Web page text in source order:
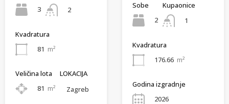
3
2
Kvadratura
81 m²
Veličina lota
81 m²
LOKACIJA
Zagreb
Sobe
2
Kupaonice
1
Kvadratura
176.66 m²
Godina izgradnje
2026